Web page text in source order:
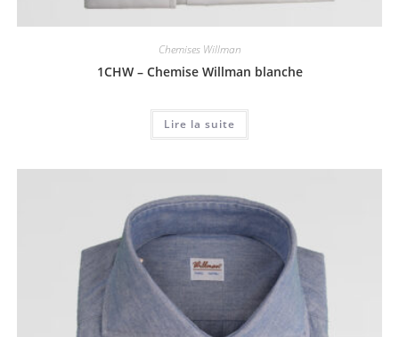
Chemises Willman
1CHW – Chemise Willman blanche
Lire la suite